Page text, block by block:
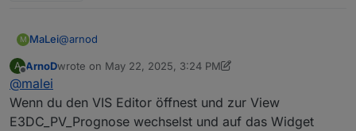
M MaLei@arnod
A
Offline
ArnoDwrote on May 22, 2025, 3:24 PM
last edited by ArnoDMay 22, 2025, 6:03 PM
@malei
Wenn du den VIS Editor öffnest und zur View
E3DC_PV_Prognose wechselst und auf das Widget